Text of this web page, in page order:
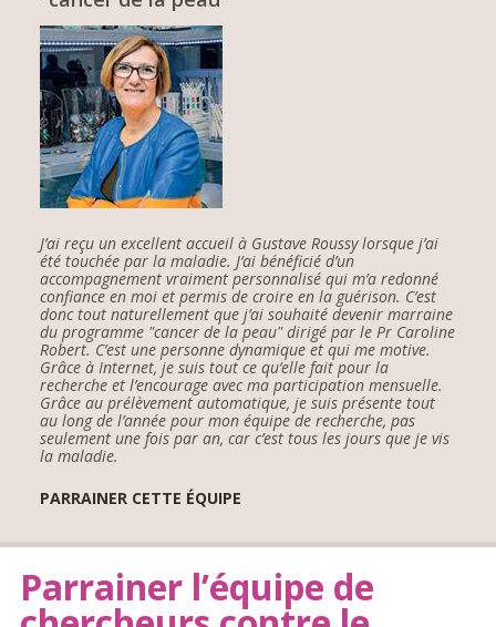
J’ai reçu un excellent accueil à Gustave Roussy lorsque j’ai
été touchée par la maladie. J’ai bénéficié d’un
accompagnement vraiment personnalisé qui m’a redonné
confiance en moi et permis de croire en la guérison. C’est
donc tout naturellement que j’ai souhaité devenir marraine
du programme "cancer de la peau" dirigé par le Pr Caroline
Robert. C’est une personne dynamique et qui me motive.
Grâce à Internet, je suis tout ce qu’elle fait pour la
recherche et l’encourage avec ma participation mensuelle.
Grâce au prélèvement automatique, je suis présente tout
au long de l’année pour mon équipe de recherche, pas
seulement une fois par an, car c’est tous les jours que je vis
la maladie.
PARRAINER CETTE ÉQUIPE
Parrainer l’équipe de